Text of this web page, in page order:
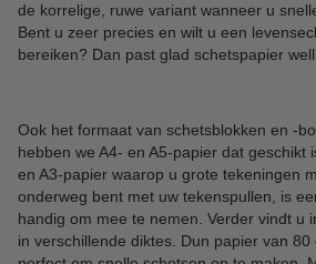
de korrelige, ruwe variant wanneer u
Bent u zeer precies en wilt u een
bereiken? Dan past glad schetspapier
Ook het formaat van schetsblokken en -
hebben we A4- en A5-papier dat geschikt
en A3-papier waarop u grote tekeningen
onderweg bent met uw tekenspullen, is
handig om mee te nemen. Verder vindt u
in verschillende diktes. Dun papier van